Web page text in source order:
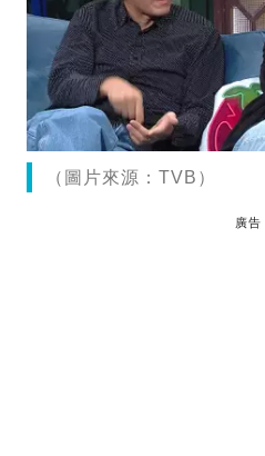
（圖片來源：TVB）
廣告